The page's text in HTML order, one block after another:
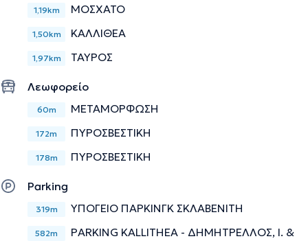
1,19km ΜΟΣΧΑΤΟ
1,50km ΚΑΛΛΙΘΕΑ
1,97km ΤΑΥΡΟΣ
Λεωφορείο
60m ΜΕΤΑΜΟΡΦΩΣΗ
172m ΠΥΡΟΣΒΕΣΤΙΚΗ
178m ΠΥΡΟΣΒΕΣΤΙΚΗ
Parking
319m ΥΠΟΓΕΙΟ ΠΑΡΚΙΝΓΚ ΣΚΛΑΒΕΝΙΤΗ
582m
PARKING KALLITHEA - ΔΗΜΗΤΡΕΛΛΟΣ, Ι. &